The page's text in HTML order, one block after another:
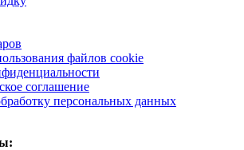
файлов cookie
соглашение
персональных данных